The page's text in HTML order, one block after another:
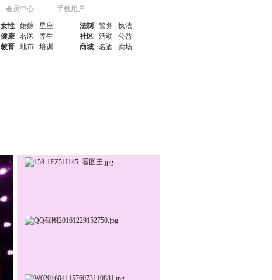
会员中心 手机用户
女性 婚嫁
星座
健康
名医
养生
教育
地市 培训
法制 警务
执法
社区
活动
公益
商城
名酒 卖场